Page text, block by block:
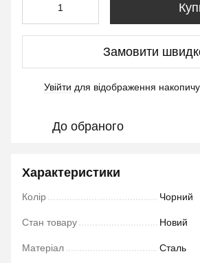
Замовити
Увійти для відображення
До обраного
Характеристики
Колір Чорний
Стан товару Новий
Матеріал Сталь